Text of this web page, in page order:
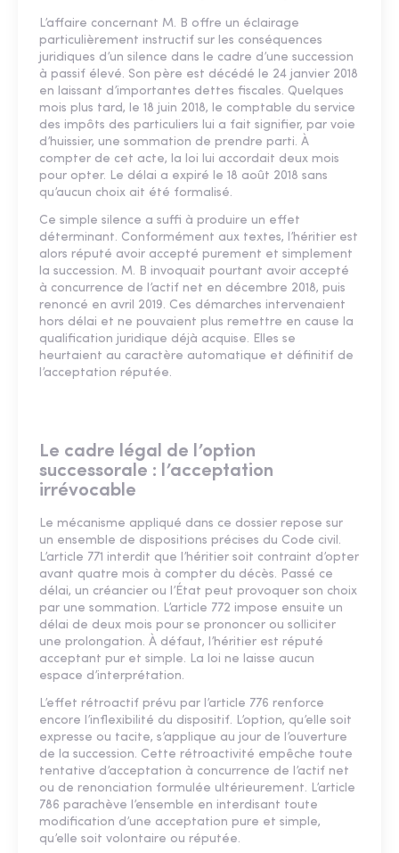
L’affaire concernant M. B offre un éclairage
particulièrement instructif sur les conséquences
juridiques d’un silence dans le cadre d’une succession
à passif élevé. Son père est décédé le 24 janvier 2018
en laissant d’importantes dettes fiscales. Quelques
mois plus tard, le 18 juin 2018, le comptable du service
des impôts des particuliers lui a fait signifier, par voie
d’huissier, une sommation de prendre parti. À
compter de cet acte, la loi lui accordait deux mois
pour opter. Le délai a expiré le 18 août 2018 sans
qu’aucun choix ait été formalisé.
Ce simple silence a suffi à produire un effet
déterminant. Conformément aux textes, l’héritier est
alors réputé avoir accepté purement et simplement
la succession. M. B invoquait pourtant avoir accepté
à concurrence de l’actif net en décembre 2018, puis
renoncé en avril 2019. Ces démarches intervenaient
hors délai et ne pouvaient plus remettre en cause la
qualification juridique déjà acquise. Elles se
heurtaient au caractère automatique et définitif de
l’acceptation réputée.
Le cadre légal de l’option
successorale : l’acceptation
irrévocable
Le mécanisme appliqué dans ce dossier repose sur
un ensemble de dispositions précises du Code civil.
L’article 771 interdit que l’héritier soit contraint d’opter
avant quatre mois à compter du décès. Passé ce
délai, un créancier ou l’État peut provoquer son choix
par une sommation. L’article 772 impose ensuite un
délai de deux mois pour se prononcer ou solliciter
une prolongation. À défaut, l’héritier est réputé
acceptant pur et simple. La loi ne laisse aucun
espace d’interprétation.
L’effet rétroactif prévu par l’article 776 renforce
encore l’inflexibilité du dispositif. L’option, qu’elle soit
expresse ou tacite, s’applique au jour de l’ouverture
de la succession. Cette rétroactivité empêche toute
tentative d’acceptation à concurrence de l’actif net
ou de renonciation formulée ultérieurement. L’article
786 parachève l’ensemble en interdisant toute
modification d’une acceptation pure et simple,
qu’elle soit volontaire ou réputée.